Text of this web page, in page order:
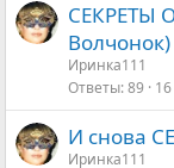
СЕКРЕТЫ
Волчонок)
Иринка111
Ответы 89
И снова
Иринка111